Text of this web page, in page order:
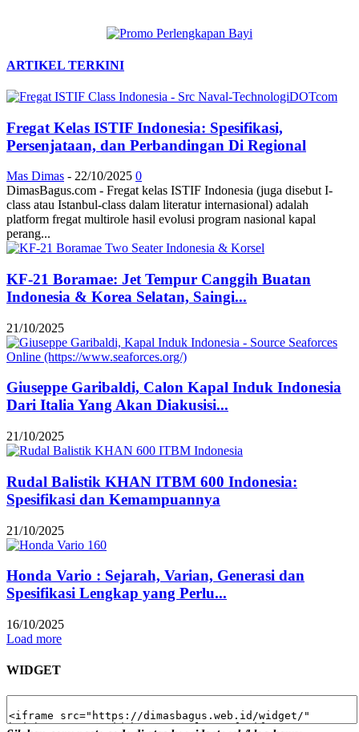
ARTIKEL TERKINI
Fregat Kelas ISTIF Indonesia: Spesifikasi,
Persenjataan, dan Perbandingan Di Regional
Mas Dimas - 22/10/2025 0
DimasBagus.com - Fregat kelas ISTIF Indonesia (juga disebut I-
class atau Istanbul-class dalam literatur internasional) adalah
platform fregat multirole hasil evolusi program nasional kapal
perang...
KF-21 Boramae: Jet Tempur Canggih Buatan
Indonesia & Korea Selatan, Saingi...
21/10/2025
Giuseppe Garibaldi, Calon Kapal Induk Indonesia
Dari Italia Yang Akan Diakusisi...
21/10/2025
Rudal Balistik KHAN ITBM 600 Indonesia:
Spesifikasi dan Kemampuannya
21/10/2025
Honda Vario : Sejarah, Varian, Generasi dan
Spesifikasi Lengkap yang Perlu...
16/10/2025
Load more
WIDGET